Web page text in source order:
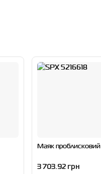
Маяк проблисковий
3 703.92 грн